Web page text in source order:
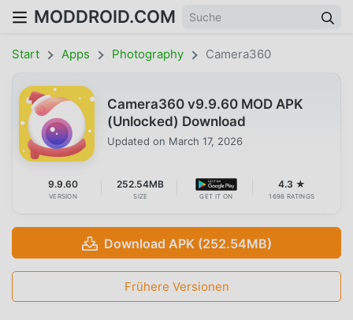
MODDROID.COM
Start Apps Photography Camera360
Camera360 v9.9.60 MOD APK
(Unlocked) Download
Updated on March 17, 2026
9.9.60
VERSION
252.54MB
SIZE GET IT ON
4.3 ★
1698 RATINGS
Download APK (252.54MB)
Frühere Versionen